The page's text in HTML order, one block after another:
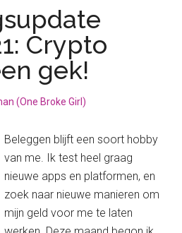
vanwege
de
kostenstijging
Crypto
gek!
(One Broke Girl)
Beleggen blijft een soort hobby
van me. Ik test heel graag
nieuwe apps en platformen, en
zoek naar nieuwe manieren om
mijn geld voor me te laten